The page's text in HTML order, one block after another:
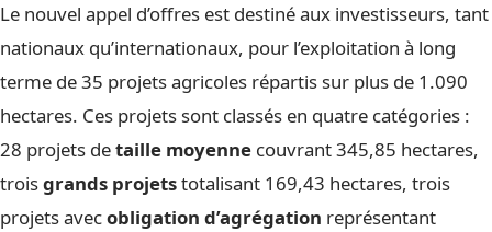
Le nouvel appel d’offres est destiné aux investisseurs, tant
nationaux qu’internationaux, pour l’exploitation à long
terme de 35 projets agricoles répartis sur plus de 1.090
hectares. Ces projets sont classés en quatre catégories :
28 projets detaille moyenne couvrant 345,85 hectares,
troisgrands projetstotalisant 169,43 hectares, trois
projets avecobligation d’agrégation représentant